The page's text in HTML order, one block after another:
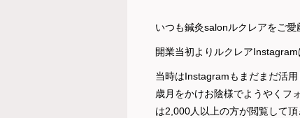
いつも鍼灸salonルクレアをご愛
開業当初よりルクレア
当時はInstagramもまだまだ活
歳月をかけお陰様でようやくフ
は2,000人以上の方が閲覧して